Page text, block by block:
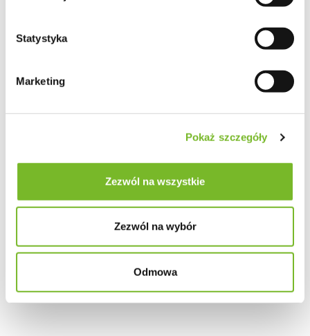
Statystyka
Marketing
Pokaż szczegóły
Zezwól na wszystkie
Zezwól na wybór
Odmowa